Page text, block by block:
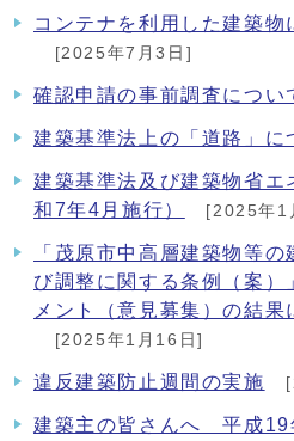
コンテナを利用した建築物
[2025年7月3日]
確認申請の事前調査につい
建築基準法上の「道路」に
建築基準法及び建築物省エ
和7年4月施行）
[2025年1
「茂原市中高層建築物等
び調整に関する条例（案）
メント（意見募集）の結果
[2025年1月16日]
違反建築防止週間の実施
建築主の皆さんへ 平成19